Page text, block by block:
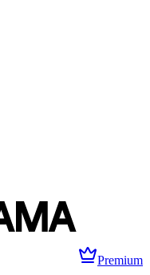
Premium